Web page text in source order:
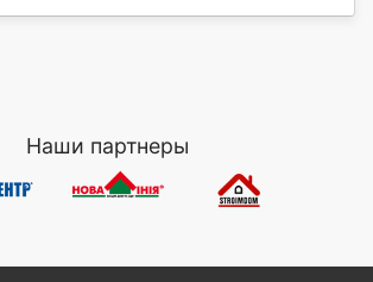
Наши партнеры